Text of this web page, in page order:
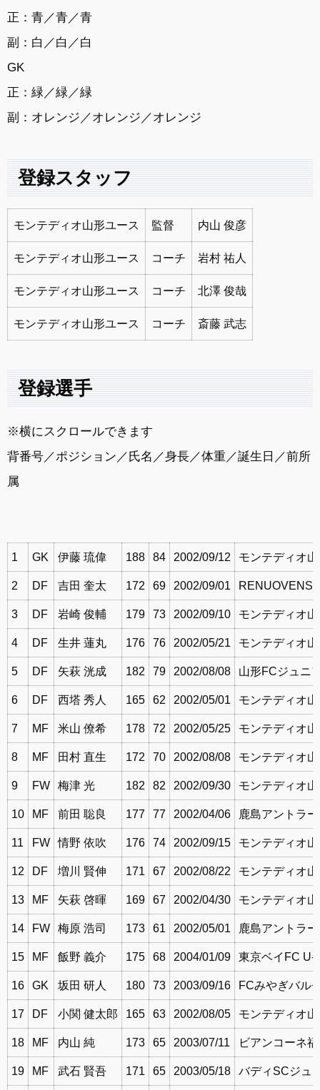
正：青／青／青
副：白／白／白
GK
正：緑／緑／緑
副：オレンジ／オレンジ／オレンジ
登録スタッフ
モンテディオ山形ユース 監督 内山 俊彦
モンテディオ山形ユース コーチ 岩村 祐人
モンテディオ山形ユース コーチ 北澤 俊哉
モンテディオ山形ユース コーチ 斎藤 武志
登録選手
※横にスクロールできます
背番号／ポジション／氏名／身長／体重／誕生日／前所
属
1 GK 伊藤 琉偉 188 84 2002/09/12 モンテディオ
2 DF 吉田 奎太 172 69 2002/09/01 RENUOVENS(
3 DF 岩崎 俊輔 179 73 2002/09/10 モンテディオ
4 DF 生井 蓮丸 176 76 2002/05/21 モンテディオ
5 DF 矢萩 洸成 182 79 2002/08/08 山形FCジュニ
6 DF 西塔 秀人 165 62 2002/05/01 モンテディオ
7 MF 米山 僚希 178 72 2002/05/25 モンテディオ
8 MF 田村 直生 172 70 2002/08/08 モンテディオ
9 FW 梅津 光 182 82 2002/09/30 モンテディオ
10 MF 前田 聡良 177 77 2002/04/06 鹿島アントラ
11 FW 情野 依吹 176 74 2002/09/15 モンテディオ
12 DF 増川 賢伸 171 67 2002/08/22 モンテディオ
13 MF 矢萩 啓暉 169 67 2002/04/30 モンテディオ
14 FW 梅原 浩司 173 61 2002/05/01 鹿島アントラ
15 MF 飯野 義介 175 68 2004/01/09 東京ベイFC U-
16 GK 坂田 研人 180 73 2003/09/16 FCみやぎバル
17 DF 小関 健太郎 165 63 2002/08/05 モンテディオ
18 MF 内山 純 173 65 2003/07/11 ビアンコーネ
19 MF 武石 賢吾 171 65 2003/05/18 バディSCジュ